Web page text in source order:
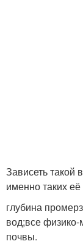
Зависеть такой
именно таких её
глубина
вод;все физико-
почвы.